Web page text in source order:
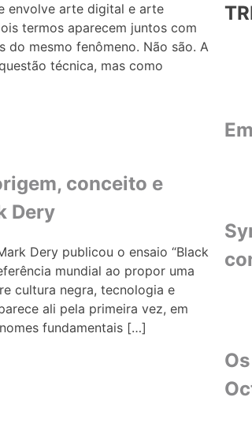
envolve arte digital e arte
termos aparecem juntos com
do mesmo fenômeno. Não são. A
técnica, mas como
conceito e
Dery
Dery publicou o ensaio “Black
mundial ao propor uma
cultura negra, tecnologia e
ali pela primeira vez, em
fundamentais […]